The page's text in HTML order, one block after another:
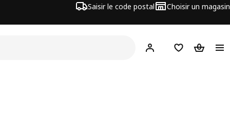
Saisir le code postal Choisir un magasin
Mon compteFavorisPanier